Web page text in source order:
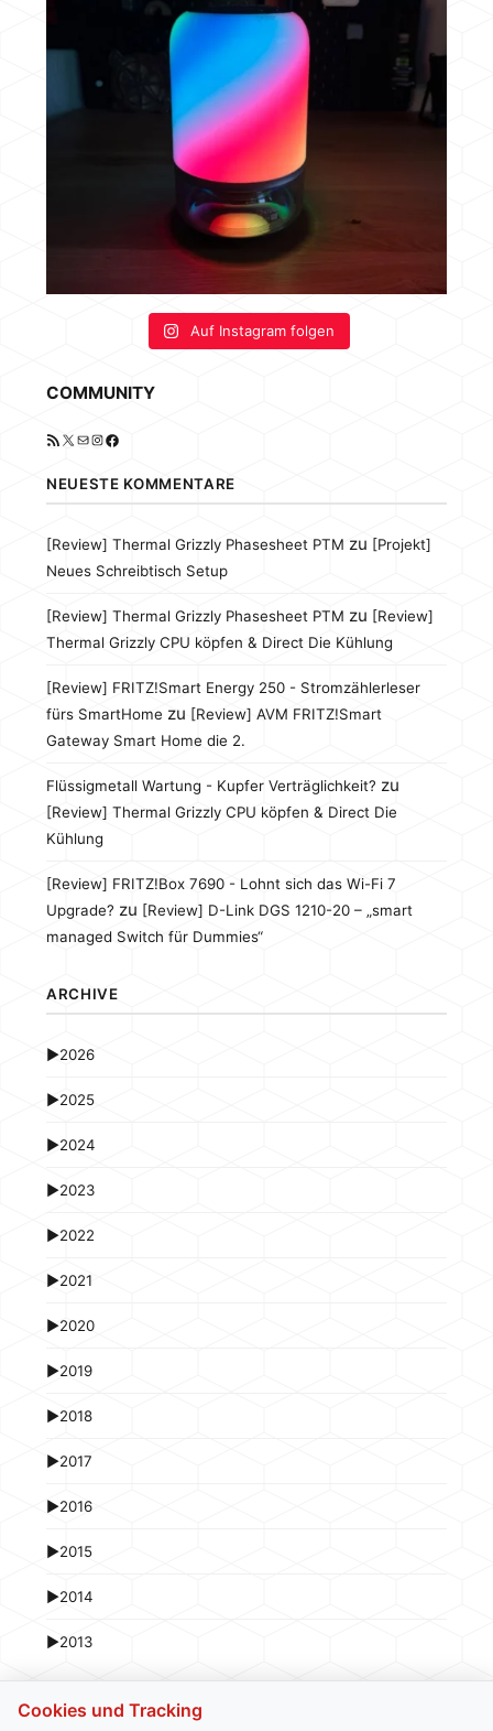
Auf Instagram folgen
COMMUNITY
RSS-Feed
X E-MailInstagram
Facebook
NEUESTE KOMMENTARE
[Review] Thermal Grizzly Phasesheet PTM zu [Projekt]
Neues Schreibtisch Setup
[Review] Thermal Grizzly Phasesheet PTM zu [Review]
Thermal Grizzly CPU köpfen & Direct Die Kühlung
[Review] FRITZ!Smart Energy 250 - Stromzählerleser
fürs SmartHome zu [Review] AVM FRITZ!Smart
Gateway Smart Home die 2.
Flüssigmetall Wartung - Kupfer Verträglichkeit? zu
[Review] Thermal Grizzly CPU köpfen & Direct Die
Kühlung
[Review] FRITZ!Box 7690 - Lohnt sich das Wi-Fi 7
Upgrade? zu [Review] D-Link DGS 1210-20 – „smart
managed Switch für Dummies“
ARCHIVE
►2026
►2025
►2024
►2023
►2022
►2021
►2020
►2019
►2018
►2017
►2016
►2015
►2014
►2013
Cookies und Tracking